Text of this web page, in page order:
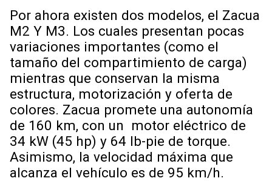
Por ahora existen dos modelos, el Zacua
M2 Y M3. Los cuales presentan pocas
variaciones importantes (como el
tamaño del compartimiento de carga)
mientras que conservan la misma
estructura, motorización y oferta de
colores. Zacua promete una autonomía
de 160 km, con un motor eléctrico de
34 kW (45 hp) y 64 lb-pie de torque.
Asimismo, la velocidad máxima que
alcanza el vehículo es de 95 km/h.